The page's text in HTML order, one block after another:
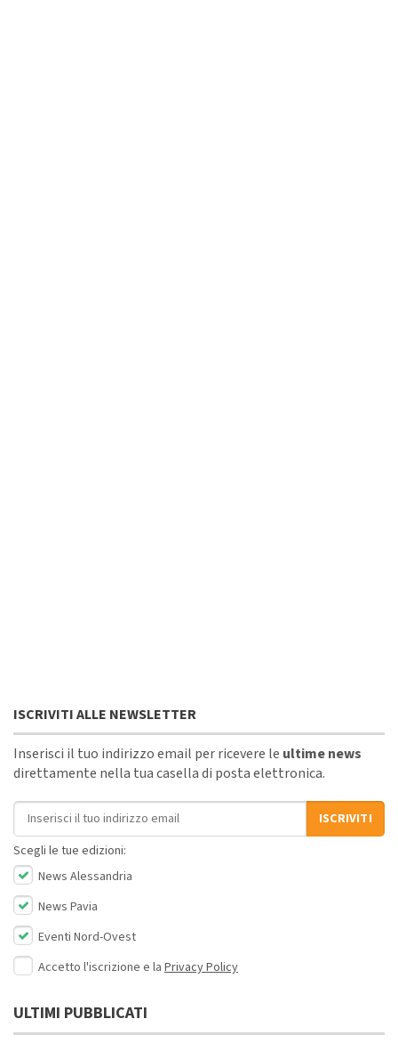
ISCRIVITI ALLE NEWSLETTER
Inserisci il tuo indirizzo email per ricevere le ultime news
direttamente nella tua casella di posta elettronica.
Indirizzo email
ISCRIVITI
Scegli le tue edizioni:
News Alessandria
News Pavia
Eventi Nord-Ovest
Accetto l'iscrizione e la Privacy Policy
ULTIMI PUBBLICATI